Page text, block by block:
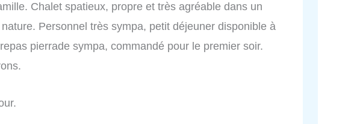
Chalet spatieux, propre et très agréable dans un
Personnel très sympa, petit déjeuner disponible à
pierrade sympa, commandé pour le premier soir.